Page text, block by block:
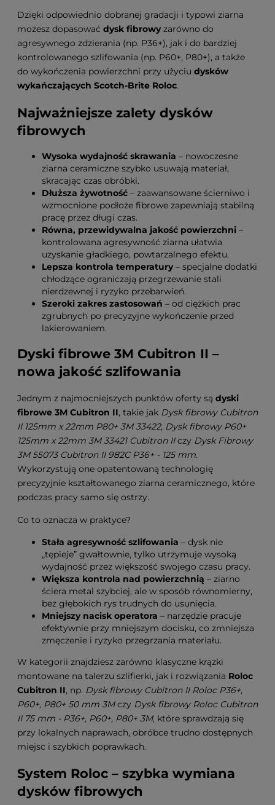
Dzięki odpowiednio dobranej gradacji i typowi ziarna
możesz dopasować dysk fibrowyzarówno do
agresywnego zdzierania (np. P36+), jak i do bardziej
kontrolowanego szlifowania (np. P60+, P80+), a także
do wykończenia powierzchni przy użyciu dysków
wykańczających Scotch-Brite Roloc.
Najważniejsze zalety dysków
fibrowych
Wysoka wydajność skrawania – nowoczesne
ziarna ceramiczne szybko usuwają materiał,
skracając czas obróbki.
Dłuższa żywotność – zaawansowane ścierniwo i
wzmocnione podłoże fibrowe zapewniają stabilną
pracę przez długi czas.
Równa, przewidywalna jakość powierzchni –
kontrolowana agresywność ziarna ułatwia
uzyskanie gładkiego, powtarzalnego efektu.
Lepsza kontrola temperatury– specjalne dodatki
chłodzące ograniczają przegrzewanie stali
nierdzewnej i ryzyko przebarwień.
Szeroki zakres zastosowań – od ciężkich prac
zgrubnych po precyzyjne wykończenie przed
lakierowaniem.
Dyski fibrowe 3M Cubitron II –
nowa jakość szlifowania
Jednym z najmocniejszych punktów oferty są dyski
fibrowe 3M Cubitron II, takie jak Dysk fibrowy Cubitron
II 125mm x 22mm P80+ 3M 33422, Dysk fibrowy P60+
125mm x 22mm 3M 33421 Cubitron IIczy Dysk Fibrowy
3M 55073 Cubitron II 982C P36+ - 125 mm.
Wykorzystują one opatentowaną technologię
precyzyjnie kształtowanego ziarna ceramicznego, które
podczas pracy samo się ostrzy.
Co to oznacza w praktyce?
Stała agresywność szlifowania – dysk nie
„tępieje” gwałtownie, tylko utrzymuje wysoką
wydajność przez większość swojego czasu pracy.
Większa kontrola nad powierzchnią – ziarno
ściera metal szybciej, ale w sposób równomierny,
bez głębokich rys trudnych do usunięcia.
Mniejszy nacisk operatora – narzędzie pracuje
efektywnie przy mniejszym docisku, co zmniejsza
zmęczenie i ryzyko przegrzania materiału.
W kategorii znajdziesz zarówno klasyczne krążki
montowane na talerzu szlifierki, jak i rozwiązania Roloc
Cubitron II, np. Dysk fibrowy Cubitron II Roloc P36+,
P60+, P80+ 50 mm 3Mczy Dysk fibrowy Roloc Cubitron
II 75 mm - P36+, P60+, P80+ 3M, które sprawdzają się
przy lokalnych naprawach, obróbce trudno dostępnych
miejsc i szybkich poprawkach.
System Roloc – szybka wymiana
dysków fibrowych